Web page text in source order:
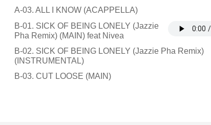
A-03. ALL I KNOW (ACAPPELLA)
B-01. SICK OF BEING LONELY (Jazzie
Pha Remix) (MAIN) feat Nivea
B-02. SICK OF BEING LONELY (Jazzie Pha Remix)
(INSTRUMENTAL)
B-03. CUT LOOSE (MAIN)